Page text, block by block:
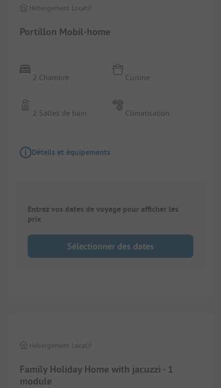
Portillon Mobil-home
Hébergement Locatif
2 Chambre
2 Salles de bain
Cuisine
Climatisation
Détails et équipements
Entrez vos dates de voyage pour afficher les
prix
Sélectionner des dates
Family Holiday Home with jacuzzi - 1
module
Hébergement Locatif